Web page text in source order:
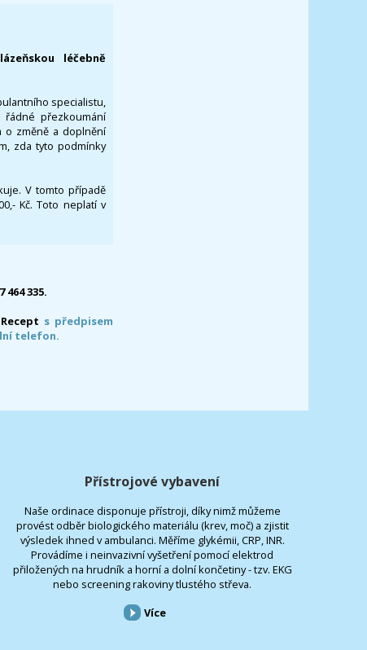
léčebně
specialistu,
přezkoumání
o změně a doplnění
zda tyto podmínky
V tomto případě
Kč. Toto neplatí v
464 335.
s předpisem
telefon.
Přístrojové vybavení
Naše ordinace disponuje přístroji, díky nimž můžeme
provést odběr biologického materiálu (krev, moč) a zjistit
výsledek ihned v ambulanci. Měříme glykémii, CRP, INR.
Provádíme i neinvazivní vyšetření pomocí elektrod
přiložených na hrudník a horní a dolní končetiny - tzv. EKG
nebo screening rakoviny tlustého střeva.
Více